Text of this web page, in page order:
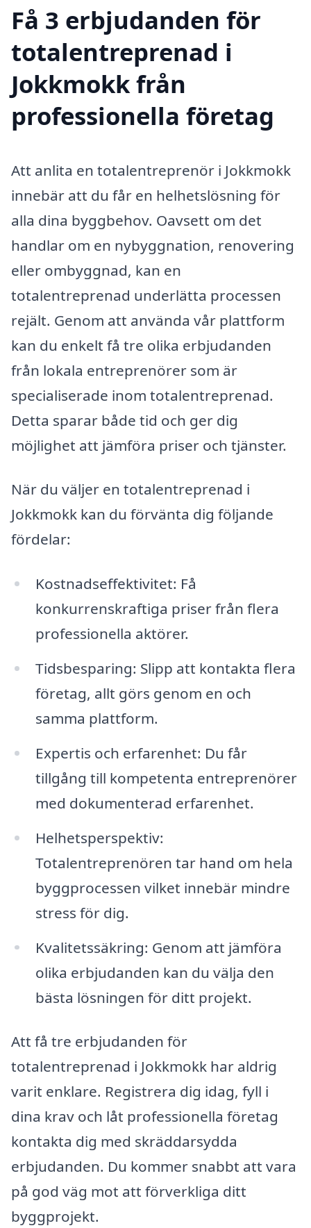
Få 3 erbjudanden för
totalentreprenad i
Jokkmokk från
professionella företag
Att anlita en totalentreprenör i Jokkmokk
innebär att du får en helhetslösning för
alla dina byggbehov. Oavsett om det
handlar om en nybyggnation, renovering
eller ombyggnad, kan en
totalentreprenad underlätta processen
rejält. Genom att använda vår plattform
kan du enkelt få tre olika erbjudanden
från lokala entreprenörer som är
specialiserade inom totalentreprenad.
Detta sparar både tid och ger dig
möjlighet att jämföra priser och tjänster.
När du väljer en totalentreprenad i
Jokkmokk kan du förvänta dig följande
fördelar:
Kostnadseffektivitet: Få
konkurrenskraftiga priser från flera
professionella aktörer.
Tidsbesparing: Slipp att kontakta flera
företag, allt görs genom en och
samma plattform.
Expertis och erfarenhet: Du får
tillgång till kompetenta entreprenörer
med dokumenterad erfarenhet.
Helhetsperspektiv:
Totalentreprenören tar hand om hela
byggprocessen vilket innebär mindre
stress för dig.
Kvalitetssäkring: Genom att jämföra
olika erbjudanden kan du välja den
bästa lösningen för ditt projekt.
Att få tre erbjudanden för
totalentreprenad i Jokkmokk har aldrig
varit enklare. Registrera dig idag, fyll i
dina krav och låt professionella företag
kontakta dig med skräddarsydda
erbjudanden. Du kommer snabbt att vara
på god väg mot att förverkliga ditt
byggprojekt.